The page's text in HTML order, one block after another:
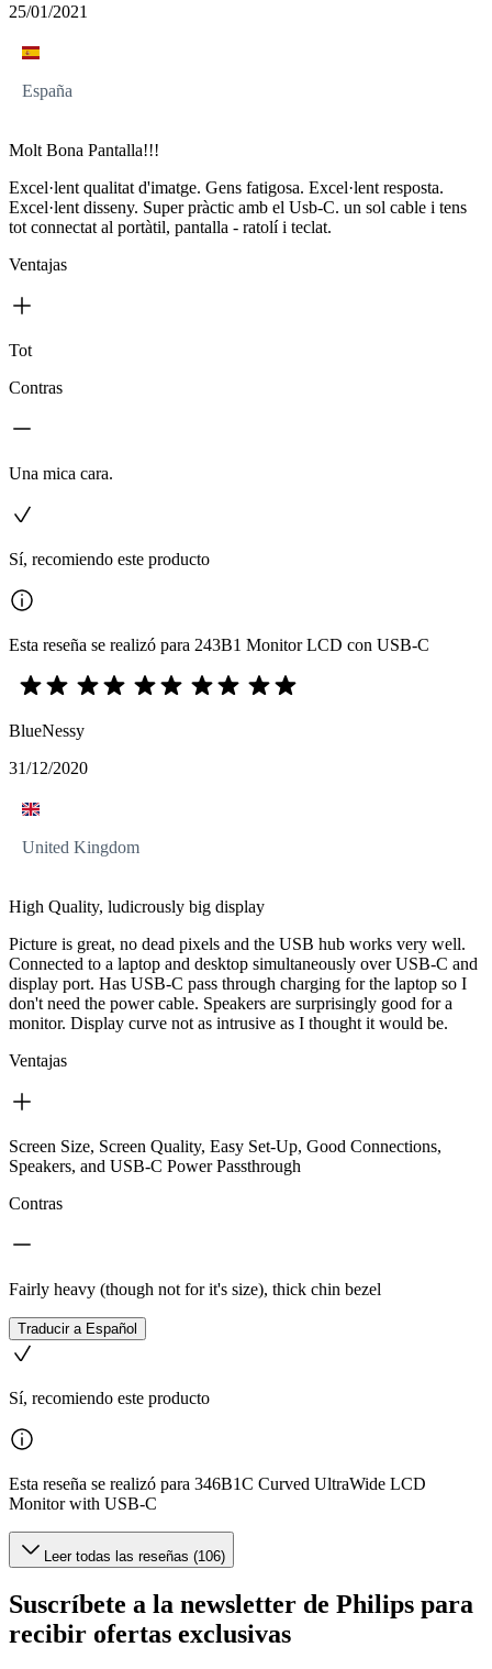
25/01/2021
España
Molt Bona Pantalla!!!
Excel·lent qualitat d'imatge. Gens fatigosa. Excel·lent resposta.
Excel·lent disseny. Super pràctic amb el Usb-C. un sol cable i tens
tot connectat al portàtil, pantalla - ratolí i teclat.
Ventajas
Tot
Contras
Una mica cara.
Sí, recomiendo este producto
Esta reseña se realizó para 243B1 Monitor LCD con USB-C
BlueNessy
31/12/2020
United Kingdom
High Quality, ludicrously big display
Picture is great, no dead pixels and the USB hub works very well.
Connected to a laptop and desktop simultaneously over USB-C and
display port. Has USB-C pass through charging for the laptop so I
don't need the power cable. Speakers are surprisingly good for a
monitor. Display curve not as intrusive as I thought it would be.
Ventajas
Screen Size, Screen Quality, Easy Set-Up, Good Connections,
Speakers, and USB-C Power Passthrough
Contras
Fairly heavy (though not for it's size), thick chin bezel
Traducir a Español
Sí, recomiendo este producto
Esta reseña se realizó para 346B1C Curved UltraWide LCD
Monitor with USB-C
Leer todas las reseñas (106)
Suscríbete a la newsletter de Philips para
recibir ofertas exclusivas